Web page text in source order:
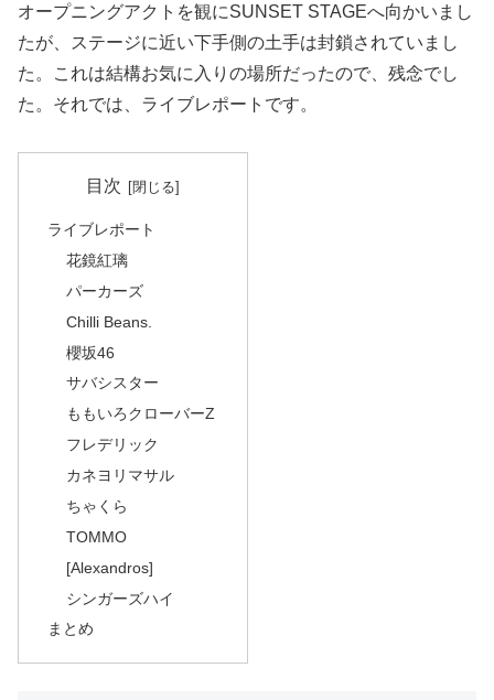
オープニングアクトを観にSUNSET STAGEへ向かいまし
たが、ステージに近い下手側の土手は封鎖されていまし
た。これは結構お気に入りの場所だったので、残念でし
た。それでは、ライブレポートです。
目次
ライブレポート
花鏡紅璃
パーカーズ
Chilli Beans.
櫻坂46
サバシスター
ももいろクローバーZ
フレデリック
カネヨリマサル
ちゃくら
TOMMO
[Alexandros]
シンガーズハイ
まとめ